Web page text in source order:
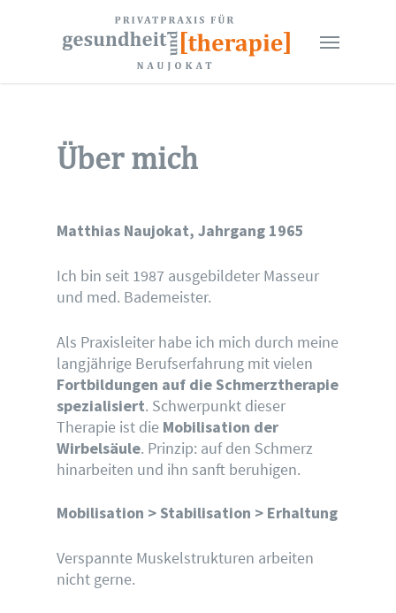
Menu
Über mich
Matthias Naujokat, Jahrgang 1965
Ich bin seit 1987 ausgebildeter Masseur
und med. Bademeister.
Als Praxisleiter habe ich mich durch meine
langjährige Berufserfahrung mit vielen
Fortbildungen auf die Schmerztherapie
spezialisiert. Schwerpunkt dieser
Therapie ist die Mobilisation der
Wirbelsäule. Prinzip: auf den Schmerz
hinarbeiten und ihn sanft beruhigen.
Mobilisation > Stabilisation > Erhaltung
Verspannte Muskelstrukturen arbeiten
nicht gerne.